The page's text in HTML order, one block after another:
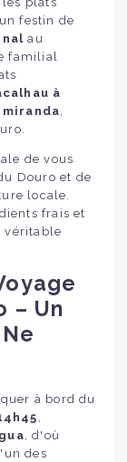
festin de
au
familial
à
de vous
Douro et de
locale.
frais et
véritable
– Un
à bord du
, d'où
l'un des